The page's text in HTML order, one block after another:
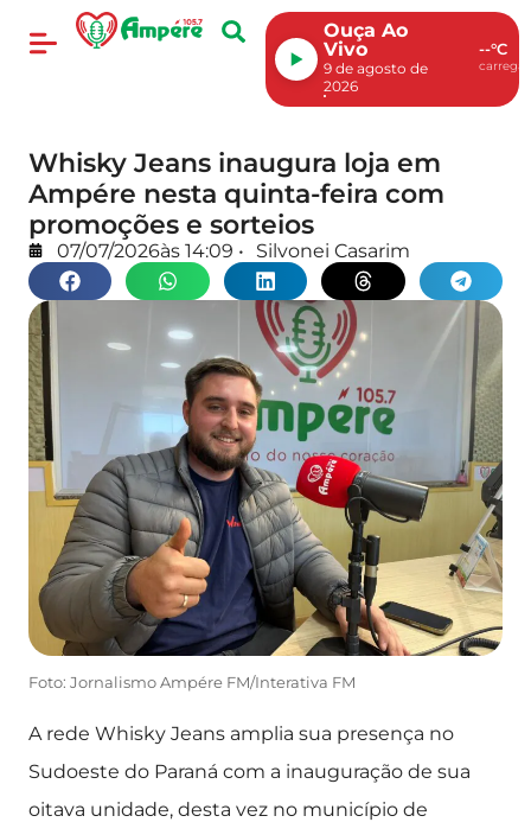
Ouça Ao
Vivo
9 de agosto de
2026
--°C
Whisky Jeans inaugura loja em
Ampére nesta quinta-feira com
promoções e sorteios
07/07/2026às 14:09 • Silvonei Casarim
Foto: Jornalismo Ampére FM/Interativa FM
A rede Whisky Jeans amplia sua presença no
Sudoeste do Paraná com a inauguração de sua
oitava unidade, desta vez no município de